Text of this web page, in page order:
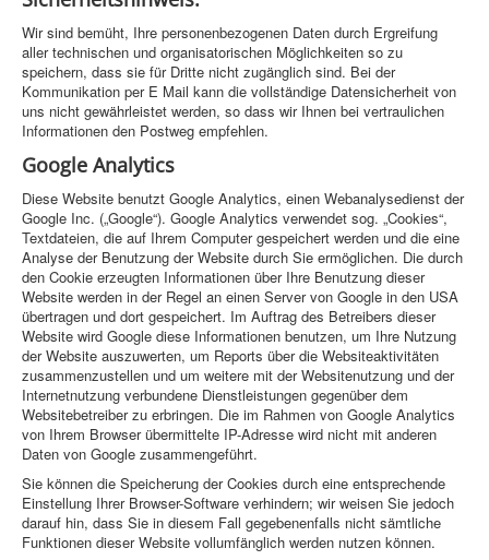
Wir sind bemüht, Ihre personenbezogenen Daten durch Ergreifung
aller technischen und organisatorischen Möglichkeiten so zu
speichern, dass sie für Dritte nicht zugänglich sind. Bei der
Kommunikation per E Mail kann die vollständige Datensicherheit von
uns nicht gewährleistet werden, so dass wir Ihnen bei vertraulichen
Informationen den Postweg empfehlen.
Google Analytics
Diese Website benutzt Google Analytics, einen Webanalysedienst der
Google Inc. („Google“). Google Analytics verwendet sog. „Cookies“,
Textdateien, die auf Ihrem Computer gespeichert werden und die eine
Analyse der Benutzung der Website durch Sie ermöglichen. Die durch
den Cookie erzeugten Informationen über Ihre Benutzung dieser
Website werden in der Regel an einen Server von Google in den USA
übertragen und dort gespeichert. Im Auftrag des Betreibers dieser
Website wird Google diese Informationen benutzen, um Ihre Nutzung
der Website auszuwerten, um Reports über die Websiteaktivitäten
zusammenzustellen und um weitere mit der Websitenutzung und der
Internetnutzung verbundene Dienstleistungen gegenüber dem
Websitebetreiber zu erbringen. Die im Rahmen von Google Analytics
von Ihrem Browser übermittelte IP-Adresse wird nicht mit anderen
Daten von Google zusammengeführt.
Sie können die Speicherung der Cookies durch eine entsprechende
Einstellung Ihrer Browser-Software verhindern; wir weisen Sie jedoch
darauf hin, dass Sie in diesem Fall gegebenenfalls nicht sämtliche
Funktionen dieser Website vollumfänglich werden nutzen können.